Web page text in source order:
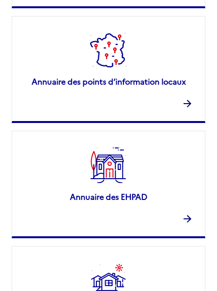
Annuaire des points d’information locaux
Annuaire des EHPAD